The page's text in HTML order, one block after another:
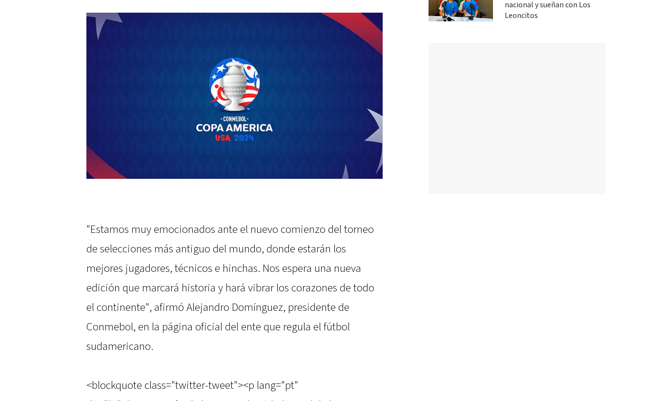
"Estamos muy emocionados ante el nuevo comienzo del torneo
de selecciones más antiguo del mundo, donde estarán los
mejores jugadores, técnicos e hinchas. Nos espera una nueva
edición que marcará historia y hará vibrar los corazones de todo
el continente", afirmó Alejandro Domínguez, presidente de
Conmebol, en la página oficial del ente que regula el fútbol
sudamericano.
<blockquote class="twitter-tweet"><p lang="pt"
nacional y sueñan con Los
Leoncitos